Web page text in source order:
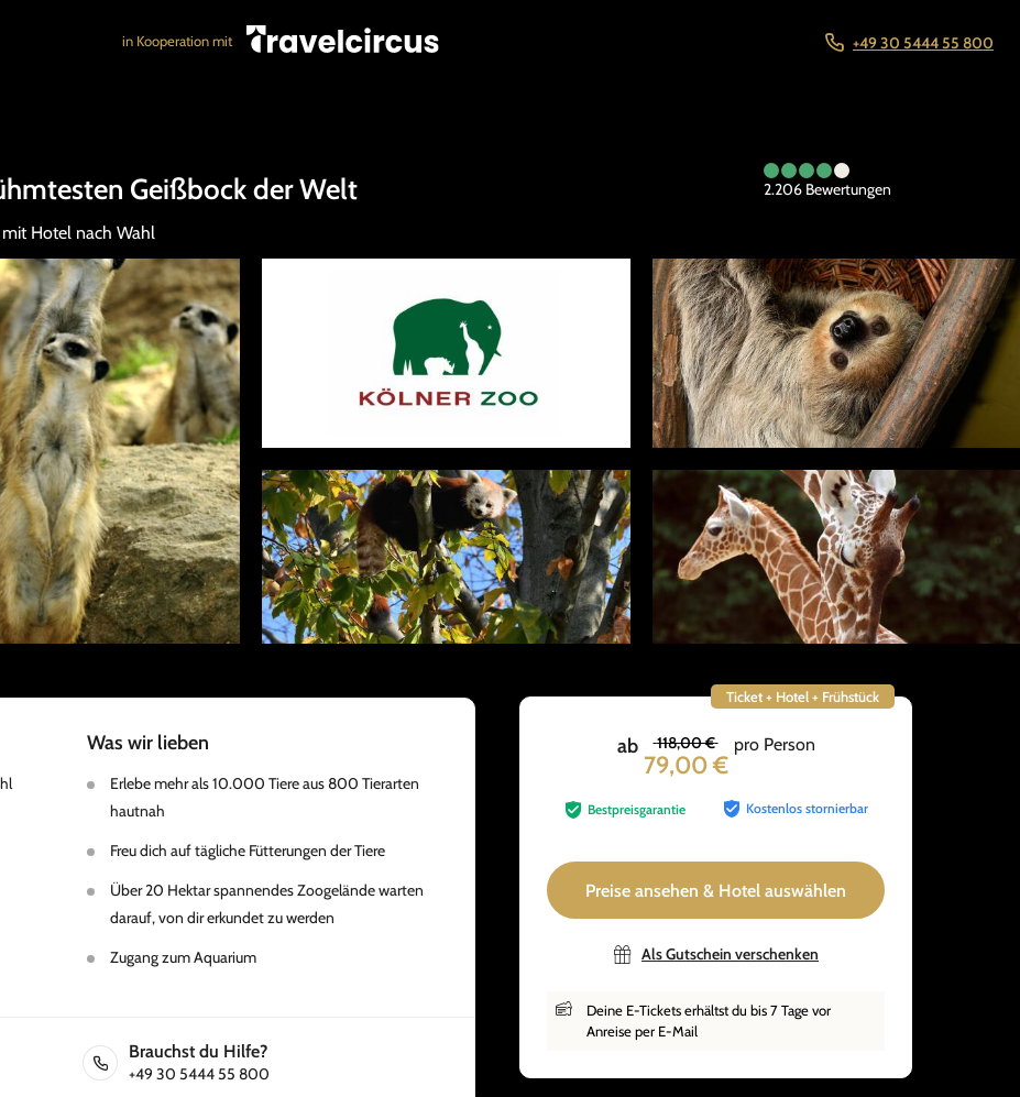
in Kooperation mit +49 30 5444 55 800
Geißbock der Welt 2.206 Bewertungen
Hotel nach Wahl
Ticket + Hotel + Frühstück
ab 118,00 €
79,00 €
pro Person
Bestpreisgarantie Kostenlos stornierbar
Preise ansehen & Hotel auswählen
Als Gutschein verschenken
Deine E-Tickets erhältst du bis 7 Tage vor
Anreise per E-Mail
Was wir lieben
Erlebe mehr als 10.000 Tiere aus 800 Tierarten
hautnah
Freu dich auf tägliche Fütterungen der Tiere
Über 20 Hektar spannendes Zoogelände warten
darauf, von dir erkundet zu werden
Zugang zum Aquarium
Brauchst du Hilfe?
+49 30 5444 55 800